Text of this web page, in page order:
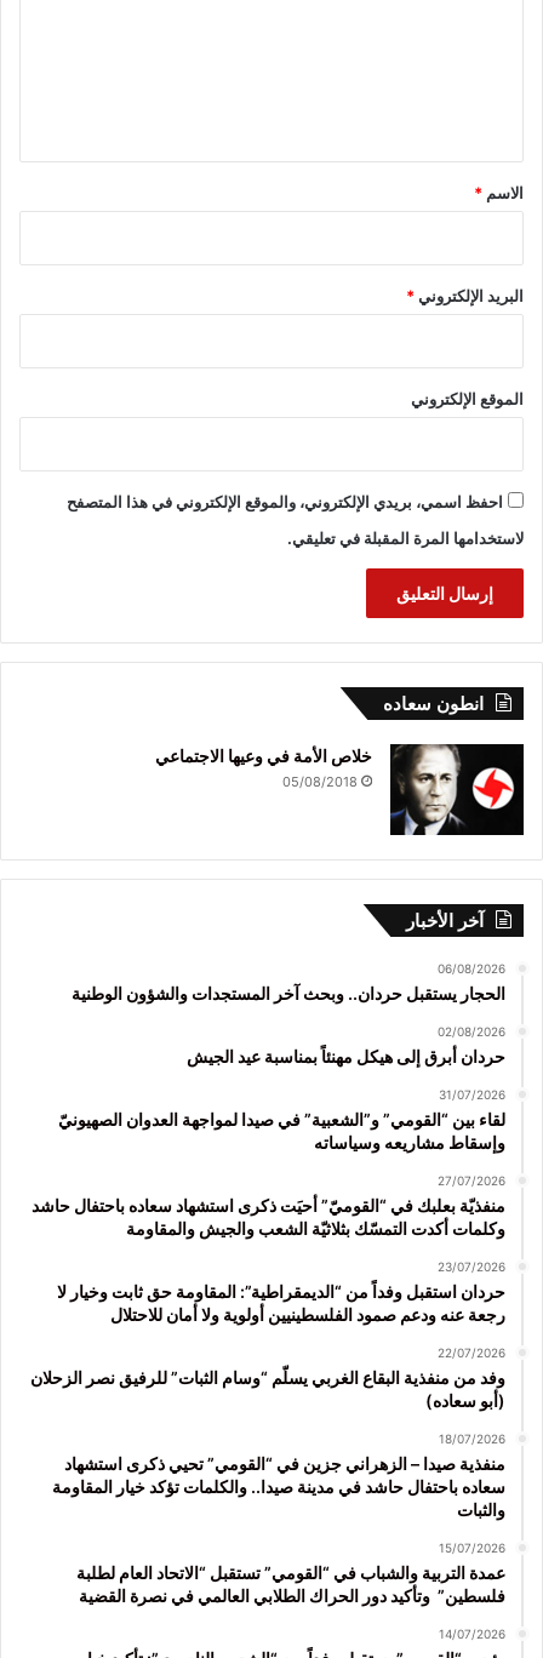
*
الاسم *
البريد الإلكتروني*
الموقع الإلكتروني
احفظ اسمي، بريدي الإلكتروني، والموقع الإلكتروني في هذا المتصفح
لاستخدامها المرة المقبلة في تعليقي.
انطون سعاده
خلاص الأمة في وعيها الاجتماعي
05/08/2018
آخر الأخبار
06/08/2026
الحجار يستقبل حردان.. وبحث آخر المستجدات والشؤون الوطنية
02/08/2026
حردان أبرق إلى هيكل مهنئاً بمناسبة عيد الجيش
31/07/2026
لقاء بين “القومي” و”الشعبية” في صيدا لمواجهة العدوان الصهيونيّ
وإسقاط مشاريعه وسياساته
27/07/2026
منفذيّة بعلبك في “القوميّ” أحيَت ذكرى استشهاد سعاده باحتفال حاشد
وكلمات أكدت التمسّك بثلاثيّة الشعب والجيش والمقاومة
23/07/2026
حردان استقبل وفداً من “الديمقراطية”: المقاومة حق ثابت وخيار لا
رجعة عنه ودعم صمود الفلسطينيين أولوية ولا أمان للاحتلال
22/07/2026
وفد من منفذية البقاع الغربي يسلّم “وسام الثبات” للرفيق نصر الزحلان
(أبو سعاده)
18/07/2026
منفذية صيدا – الزهراني جزين في “القومي” تحيي ذكرى استشهاد
سعاده باحتفال حاشد في مدينة صيدا.. والكلمات تؤكد خيار المقاومة
والثبات
15/07/2026
عمدة التربية والشباب في “القومي” تستقبل “الاتحاد العام لطلبة
فلسطين” وتأكيد دور الحراك الطلابي العالمي في نصرة القضية
14/07/2026